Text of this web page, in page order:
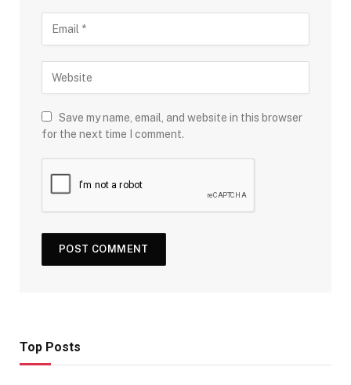
Save my name, email, and website in this browser
for the next time I comment.
Top Posts